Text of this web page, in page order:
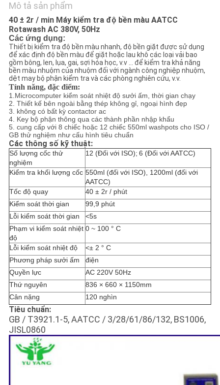
YÊU
CẦU
BÁO
GIÁ
SƠ
ĐỒ
TRANG
WEB
CHÍNH
SÁCH
BẢO
MẬT
Mô tả sản phẩm
40 ± 2r / min Máy kiểm tra độ bền màu AATCC
Rotawash AC 380V, 50Hz
Các ứng dụng:
Thiết bị kiểm tra độ bền màu nhanh, độ bền giặt được sử dụng
để xác định độ bền màu để giặt hoặc lau khô các loại vải bao
gồm bông, len, lụa, gai, sợi hóa học, v.v ... để kiểm tra khả năng
bền màu nhuộm của nhuộm đối với ngành công nghiệp nhuộm,
dệt may bộ phận kiểm tra và các phòng nghiên cứu, v.v.
Tính năng, đặc điểm:
1.Microcomputer kiểm soát nhiệt độ sưởi ấm, thời gian chạy
2. Thiết kế bên ngoài bằng thép không gỉ, ngoại hình đẹp
3. không có bất kỳ contactor ac
4. Key bộ phận thông qua các thành phần nhập khẩu
5. cung cấp với 8 chiếc hoặc 12 chiếc 550ml washpots cho ISO /
GB thử nghiệm như cấu hình tiêu chuẩn
Các thông số kỹ thuật:
Số lượng cốc thử
nghiệm
12 (Đối với ISO); 6 (Đối với AATCC)
Kiểm tra khối lượng cốc 550ml (đối với ISO), 1200ml (đối với
AATCC)
Tốc độ quay
40 ± 2r / phút
Kiểm soát thời gian
99,9 phút
Lỗi kiểm soát thời gian
<5s
Phạm vi kiểm soát nhiệt
độ
0 ~ 100 ° C
Lỗi kiểm soát nhiệt độ
<± 2 ° C
Phương pháp sưởi ấm
điện
Quyền lực
AC 220V 50Hz
Thứ nguyên
836 × 660 × 1150mm
Cân nặng
120 nghìn
Tiêu chuẩn:
GB / T3921.1-5, AATCC / 3/28/61/86/132, BS1006,
JISL0860